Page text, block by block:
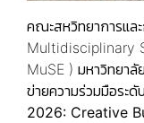
คณะสหวิทยาการแล
Multidisciplinary
MuSE ) มหาวิทยา
ข่ายความร่วมมือระ
2026: Creative